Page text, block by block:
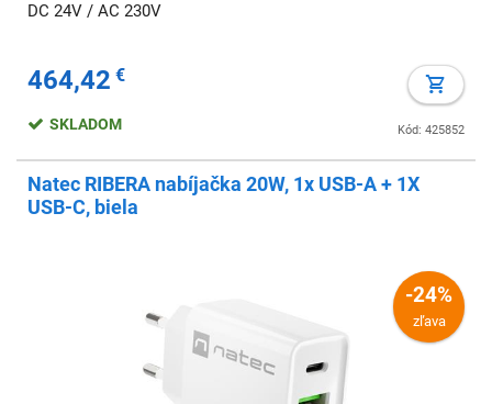
DC 24V / AC 230V
464,42 €
Kód: 425852
SKLADOM
Natec RIBERA nabíjačka 20W, 1x USB-A + 1X
USB-C, biela
-24%
zľava